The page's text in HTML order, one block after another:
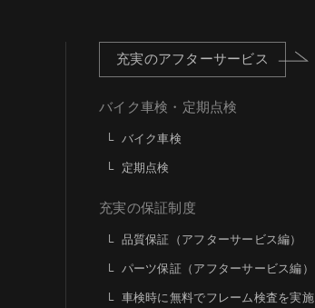
充実のアフターサービス
バイク車検・定期点検
バイク車検
定期点検
充実の保証制度
品質保証（アフターサービス編）
パーツ保証（アフターサービス編）
車検時に無料でフレーム検査を実施